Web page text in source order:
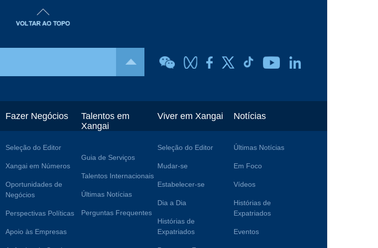
Fazer Negócios
Seleção do Editor
Xangai em Números
Oportunidades de
Negócios
Perspectivas Políticas
Apoio às Empresas
Talentos em
Xangai
Guia de Serviços
Talentos Internacionais
Últimas Notícias
Perguntas Frequentes
Viver em Xangai
Seleção do Editor
Mudar-se
Estabelecer-se
Dia a Dia
Histórias de
Expatriados
Notícias
Últimas Notícias
Em Foco
Vídeos
Histórias de
Expatriados
Eventos